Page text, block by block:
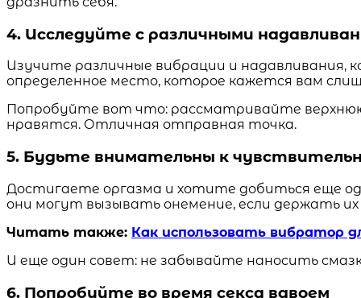
4. Исследуйте с различными
Изучите различные вибрации и надавливания,
определенное место, которое кажется вам
Попробуйте вот что: рассматривайте
нравятся. Отличная отправная точка.
5. Будьте внимательны к
Достигаете оргазма и хотите добиться еще
они могут вызывать онемение, если держать
Читать также: Как использовать вибратор
И еще один совет: не забывайте наносить
6. Попробуйте во время секса вдвоем